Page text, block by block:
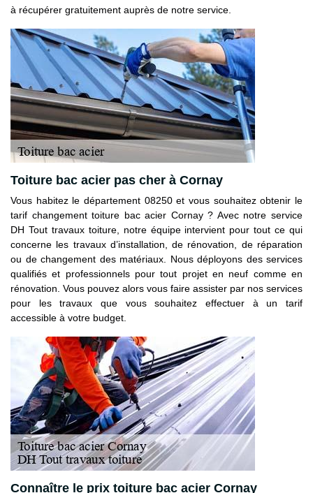
à récupérer gratuitement auprès de notre service.
Toiture bac acier pas cher à Cornay
Vous habitez le département 08250 et vous souhaitez obtenir le
tarif changement toiture bac acier Cornay ? Avec notre service
DH Tout travaux toiture, notre équipe intervient pour tout ce qui
concerne les travaux d’installation, de rénovation, de réparation
ou de changement des matériaux. Nous déployons des services
qualifiés et professionnels pour tout projet en neuf comme en
rénovation. Vous pouvez alors vous faire assister par nos services
pour les travaux que vous souhaitez effectuer à un tarif
accessible à votre budget.
Connaître le prix toiture bac acier Cornay